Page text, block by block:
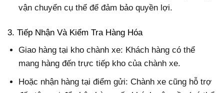
vận chuyển cụ thể để đảm bảo quyền lợi.
3. Tiếp Nhận Và Kiểm Tra Hàng Hóa
Giao hàng tại kho chành xe: Khách hàng có thể
mang hàng đến trực tiếp kho của chành xe.
Hoặc nhận hàng tại điểm gửi: Chành xe cũng hỗ trợ